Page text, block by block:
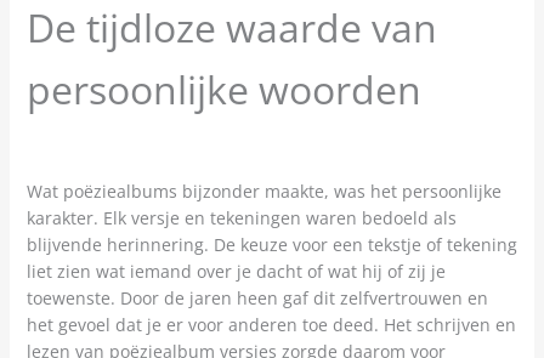
De tijdloze waarde van
persoonlijke woorden
Wat poëziealbums bijzonder maakte, was het persoonlijke
karakter. Elk versje en tekeningen waren bedoeld als
blijvende herinnering. De keuze voor een tekstje of tekening
liet zien wat iemand over je dacht of wat hij of zij je
toewenste. Door de jaren heen gaf dit zelfvertrouwen en
het gevoel dat je er voor anderen toe deed. Het schrijven en
lezen van poëziealbum versjes zorgde daarom voor